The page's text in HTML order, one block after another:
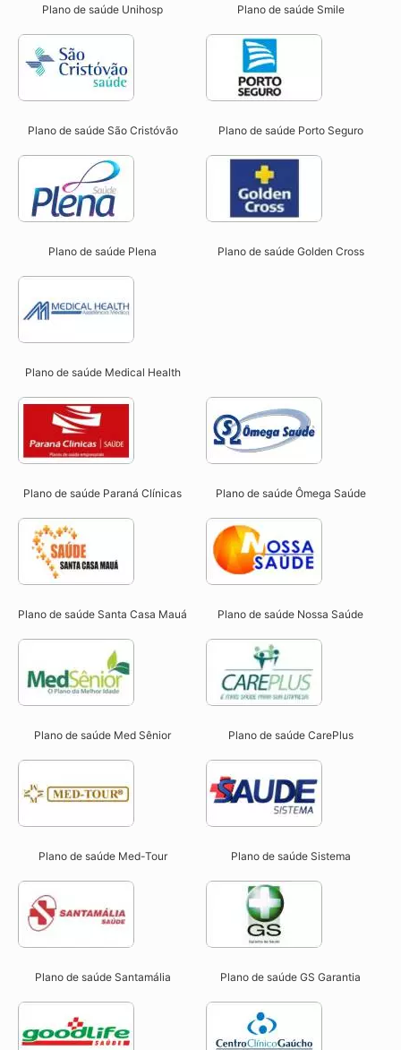
Plano de saúde Unihosp Plano de saúde Smile
Plano de saúde São Cristóvão Plano de saúde Porto Seguro
Plano de saúde Plena Plano de saúde Golden Cross
Plano de saúde Medical Health
Plano de saúde Paraná Clínicas Plano de saúde Ômega Saúde
Plano de saúde Santa Casa Mauá Plano de saúde Nossa Saúde
Plano de saúde Med Sênior Plano de saúde CarePlus
Plano de saúde Med-Tour Plano de saúde Sistema
Plano de saúde Santamália Plano de saúde GS Garantia